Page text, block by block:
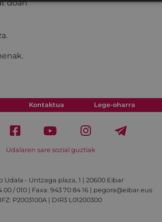
doan
Kontaktua Lege-oharra
Udalaren sare sozial guztiak
Udala - Untzaga plaza, 1 | 20600 Eibar
00 / 010 | Faxa: 943 70 84 16 | pegora@eibar.eus
IFZ: P2003100A | DIR3 L01200300